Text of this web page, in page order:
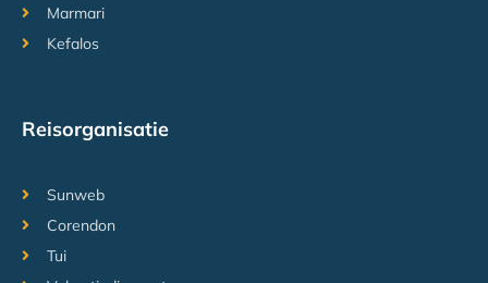
Marmari
Kefalos
Reisorganisatie
Sunweb
Corendon
Tui